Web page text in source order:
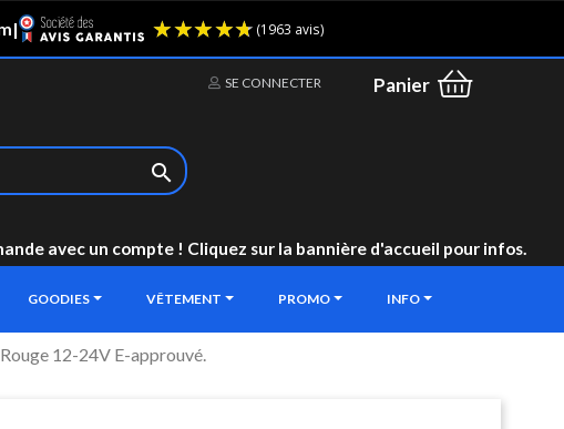
|
SE CONNECTER Panier

avec un compte ! Cliquez sur la bannière d'accueil pour infos.
GOODIES VÊTEMENT PROMO INFO
Rouge 12-24V E-approuvé.